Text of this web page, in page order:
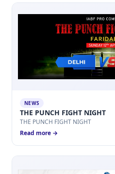
NEWS
THE PUNCH FIGHT NIGHT
THE PUNCH FIGHT NIGHT
Read more →